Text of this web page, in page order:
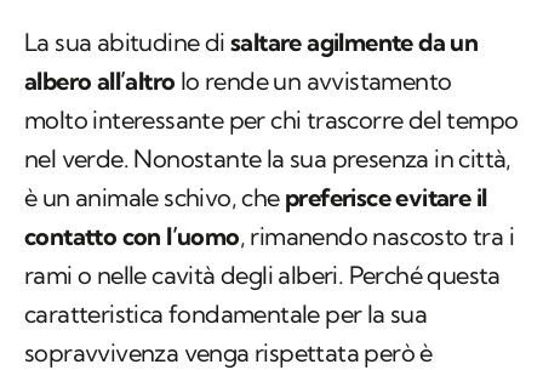
La sua abitudine di saltare agilmente da un
albero all’altro lo rende un avvistamento
molto interessante per chi trascorre del tempo
nel verde. Nonostante la sua presenza in città,
è un animale schivo, chepreferisce evitare il
contatto con l’uomo, rimanendo nascosto tra i
rami o nelle cavità degli alberi. Perché questa
caratteristica fondamentale per la sua
sopravvivenza venga rispettata però è